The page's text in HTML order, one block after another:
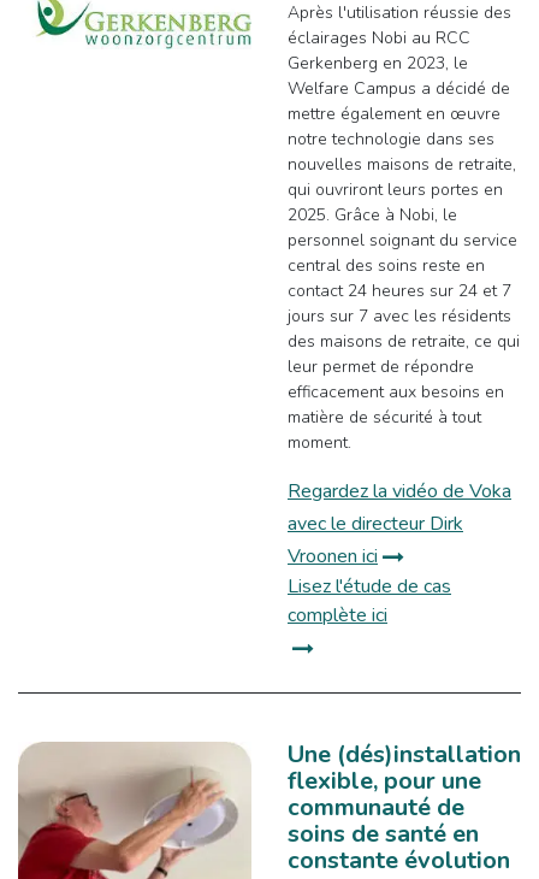
Après l'utilisation réussie des
éclairages Nobi au RCC
Gerkenberg en 2023, le
Welfare Campus a décidé de
mettre également en œuvre
notre technologie dans ses
nouvelles maisons de retraite,
qui ouvriront leurs portes en
2025. Grâce à Nobi, le
personnel soignant du service
central des soins reste en
contact 24 heures sur 24 et 7
jours sur 7 avec les résidents
des maisons de retraite, ce qui
leur permet de répondre
efficacement aux besoins en
matière de sécurité à tout
moment.
Regardez la vidéo de Voka
avec le directeur Dirk
Vroonen ici
Lisez l'étude de cas
complète ici
Une (dés)installation
flexible, pour une
communauté de
soins de santé en
constante évolution